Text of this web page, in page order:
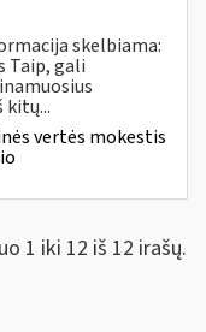
skelbiama:
Taip, gali
kitų...
vertės mokestis
1 iki 12 iš 12 irašų.